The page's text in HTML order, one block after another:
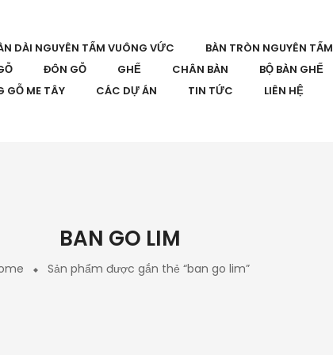
DÀI NGUYÊN TẤM VUÔNG VỨC
BÀN TRÒN NGUYÊN TẤM
ĐÔN GỖ GHẾ CHÂN BÀN
BỘ BÀN GHẾ
GỖ ME TÂY CÁC DỰ ÁN TIN TỨC LIÊN HỆ
BAN GO LIM
Sản phẩm được gắn thẻ “ban go lim”